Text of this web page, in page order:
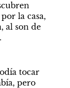
la casa,
al son de
tocar
pero